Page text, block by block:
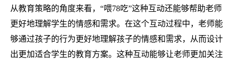
从教育策略的角度来看，“喂78吃”这种互动还能够帮助老师
更好地理解学生的情感和需求。在这个互动过程中，老师能
够通过孩子的行为更好地理解孩子的情感和需求，从而设计
出更加适合学生的教育方案。这种互动能够让老师更加关注